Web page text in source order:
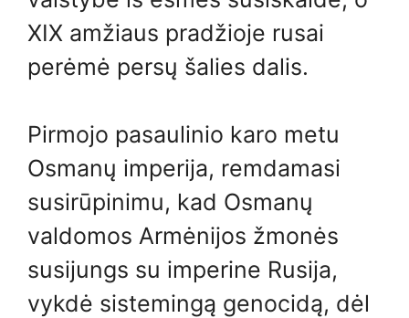
XIX amžiaus pradžioje rusai
perėmė persų šalies dalis.
Pirmojo pasaulinio karo metu
Osmanų imperija, remdamasi
susirūpinimu, kad Osmanų
valdomos Armėnijos žmonės
susijungs su imperine Rusija,
vykdė sistemingą genocidą, dėl